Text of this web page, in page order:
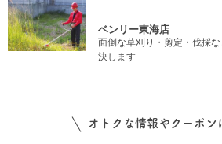
ベンリー東海店
面倒な草刈り・剪定・伐採
決します
オトクな情報やクーポン